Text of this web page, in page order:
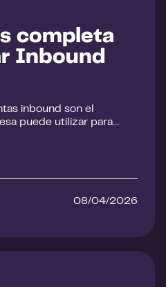
completa
Inbound
inbound son el
puede utilizar para…
08/04/2026